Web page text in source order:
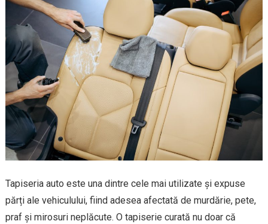
Tapiseria auto este una dintre cele mai utilizate și expuse
părți ale vehiculului, fiind adesea afectată de murdărie, pete,
praf și mirosuri neplăcute. O tapiserie curată nu doar că